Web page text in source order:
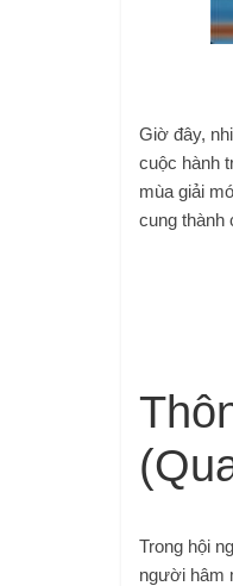
Giờ đây,
cuộc hành
mùa giải
cung thành
Trong hội
người hâm